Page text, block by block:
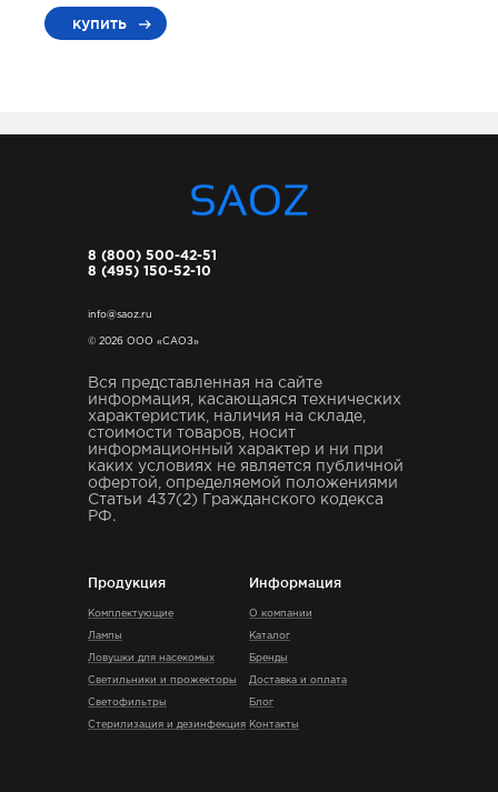
купить
8 (800) 500-42-51
8 (495) 150-52-10
info@saoz.ru
© 2026 ООО «САОЗ»
Вся представленная на сайте
информация, касающаяся технических
характеристик, наличия на складе,
стоимости товаров, носит
информационный характер и ни при
каких условиях не является публичной
офертой, определяемой положениями
Статьи 437(2) Гражданского кодекса
РФ.
Продукция
Комплектующие
Лампы
Ловушки для насекомых
Светильники и прожекторы
Светофильтры
Стерилизация и дезинфекция
Информация
О компании
Каталог
Бренды
Доставка и оплата
Блог
Контакты